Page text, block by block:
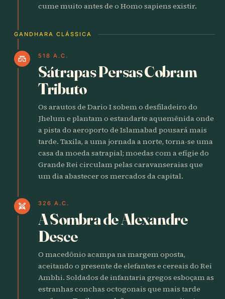
cume muito antes de o Homo sapiens existir.
GANDHARA CLÁSSICA
castle 518 A.C.
Sátrapas Persas Cobram
Tributo
Os arautos de Dario I sobem o desfiladeiro do
Jhelum e plantam o estandarte aquemênida onde
a pista do aeroporto de Islamabad pousará mais
tarde. Taxila, a uma jornada a norte, torna-se uma
casa da moeda satrapial; moedas com a efígie do
Grande Rei circulam pelas caravanseraias que
um dia abastecer os mercados da capital.
swords 326 A.C.
A Sombra de Alexandre
Desce
O macedônio acampa na margem oposta,
aceitando o presente de elefantes e cereais do Rei
Ambhi. Soldados de infantaria gregos esboçam as
estranhas conchas octogonais que mais tarde